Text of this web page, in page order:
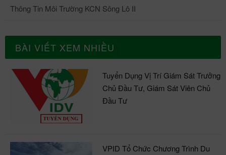
Thông Tin Môi Trường KCN Sông Lô II
BÀI VIẾT XEM NHIỀU
Tuyển Dụng Vị Trí Giám Sát Trưởng
Chủ Đầu Tư, Giám Sát Viên Chủ
Đầu Tư
VPID Tổ Chức Chương Trình Du